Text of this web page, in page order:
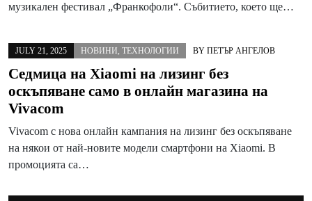
музикален фестивал „Франкофоли“. Събитието, което ще…
JULY 21, 2025 НОВИНИ, ТЕХНОЛОГИИ BY ПЕТЪР АНГЕЛОВ
Седмица на Xiaomi на лизинг без
оскъпяване само в онлайн магазина на
Vivacom
Vivacom с нова онлайн кампания на лизинг без оскъпяване
на някои от най-новите модели смартфони на Xiaomi. В
промоцията са…